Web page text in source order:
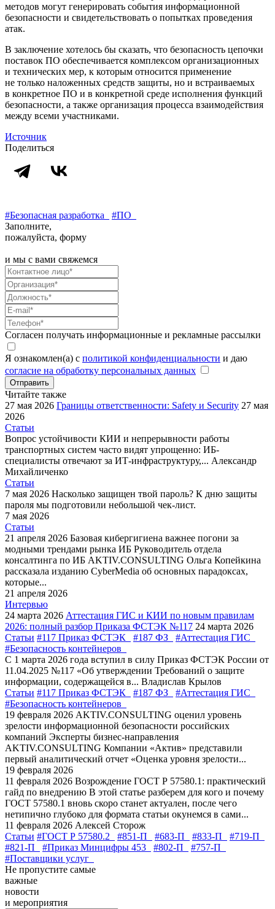
методов могут генерировать события информационной
безопасности и свидетельствовать о попытках проведения
атак.
В заключение хотелось бы сказать, что безопасность цепочки
поставок ПО обеспечивается комплексом организационных
и технических мер, к которым относится применение
не только наложенных средств защиты, но и встраиваемых
в конкретное ПО и в конкретной среде исполнения функций
безопасности, а также организация процесса взаимодействия
между всеми участниками.
Источник
Поделиться
#Безопасная разработка
#ПО
Заполните,
пожалуйста, форму
и мы с вами свяжемся
Согласен получать информационные и рекламные рассылки
Я ознакомлен(а) с политикой конфиденциальности и даю
согласие на обработку персональных данных
Отправить
Читайте также
27 мая 2026 Границы ответственности: Safety и Security 27 мая
2026
Статьи
Вопрос устойчивости КИИ и непрерывности работы
транспортных систем часто видят упрощенно: ИБ-
специалисты отвечают за ИТ-инфраструктуру,... Александр
Михайличенко
Статьи
7 мая 2026 Насколько защищен твой пароль? К дню защиты
пароля мы подготовили небольшой чек-лист.
7 мая 2026
Статьи
21 апреля 2026 Базовая кибергигиена важнее погони за
модными трендами рынка ИБ Руководитель отдела
консалтинга по ИБ AKTIV.CONSULTING Ольга Копейкина
рассказала изданию CyberMedia об основных парадоксах,
которые...
21 апреля 2026
Интервью
24 марта 2026 Аттестация ГИС и КИИ по новым правилам
2026: полный разбор Приказа ФСТЭК №117 24 марта 2026
Статьи #117 Приказ ФСТЭК #187 ФЗ
#Аттестация ГИС
#Безопасность контейнеров
С 1 марта 2026 года вступил в силу Приказ ФСТЭК России от
11.04.2025 №117 «Об утверждении Требований о защите
информации, содержащейся в... Владислав Крылов
Статьи #117 Приказ ФСТЭК #187 ФЗ
#Аттестация ГИС
#Безопасность контейнеров
19 февраля 2026 AKTIV.CONSULTING оценил уровень
зрелости информационной безопасности российских
компаний Эксперты бизнес-направления
AKTIV.CONSULTING Компании «Актив» представили
первый аналитический отчет «Оценка уровня зрелости...
19 февраля 2026
11 февраля 2026 Возрождение ГОСТ Р 57580.1: практический
гайд по внедрению В этой статье разберем для кого и почему
ГОСТ 57580.1 вновь скоро станет актуален, после чего
нетипично глубоко для формата статьи окунемся в сами...
11 февраля 2026 Алексей Сторож
Статьи #ГОСТ Р 57580.2 #851-П #683-П #833-П
#719-П
#821-П
#Приказ Минцифры 453 #802-П
#757-П
#Поставщики услуг
Не пропустите самые
важные
новости
и мероприятия